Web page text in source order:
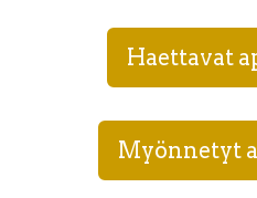
Haettavat
Myönnetyt